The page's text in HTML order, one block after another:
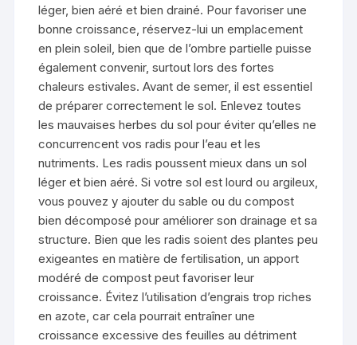
léger, bien aéré et bien drainé. Pour favoriser une
bonne croissance, réservez-lui un emplacement
en plein soleil, bien que de l’ombre partielle puisse
également convenir, surtout lors des fortes
chaleurs estivales. Avant de semer, il est essentiel
de préparer correctement le sol. Enlevez toutes
les mauvaises herbes du sol pour éviter qu’elles ne
concurrencent vos radis pour l’eau et les
nutriments. Les radis poussent mieux dans un sol
léger et bien aéré. Si votre sol est lourd ou argileux,
vous pouvez y ajouter du sable ou du compost
bien décomposé pour améliorer son drainage et sa
structure. Bien que les radis soient des plantes peu
exigeantes en matière de fertilisation, un apport
modéré de compost peut favoriser leur
croissance. Évitez l’utilisation d’engrais trop riches
en azote, car cela pourrait entraîner une
croissance excessive des feuilles au détriment